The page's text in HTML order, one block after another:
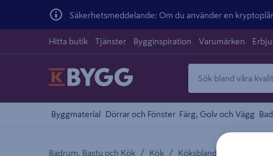
Säkerhetsmeddelande: Om du använder en
Hitta butik Tjänster Bygginspiration Varumärken
Byggmaterial Dörrar och Fönster Färg, Golv och Vägg
Badrum, Bastu och Kök / Kök / Köksblandare